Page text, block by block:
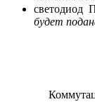
будет